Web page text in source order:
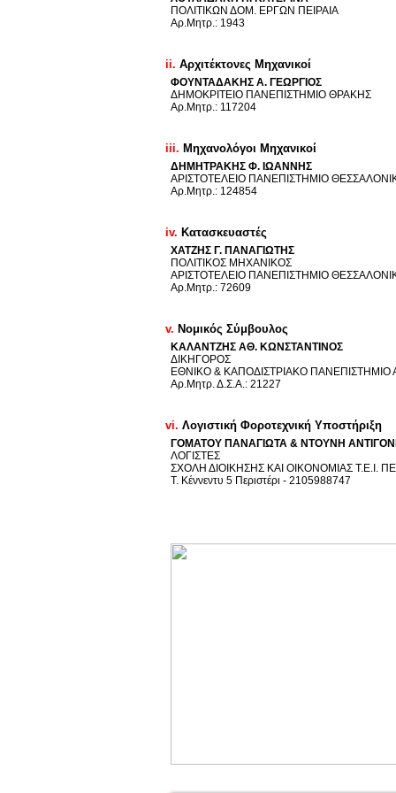
ΠΟΛΙΤΙΚΩΝ ΔΟΜ. ΕΡΓΩΝ ΠΕΙΡΑΙΑ
Aρ.Mητρ.: 1943
ii. Αρχιτέκτονες Μηχανικοί
ΦΟΥΝΤΑΔΑΚΗΣ Α. ΓΕΩΡΓΙΟΣ
ΔΗΜΟΚΡΙΤΕΙΟ ΠΑΝΕΠΙΣΤΗΜΙΟ ΘΡΑΚΗΣ
Aρ.Mητρ.: 117204
iii. Μηχανολόγοι Μηχανικοί
ΔΗΜΗΤΡΑΚΗΣ Φ. ΙΩΑΝΝΗΣ
ΑΡΙΣΤΟΤΕΛΕΙΟ ΠΑΝΕΠΙΣΤΗΜΙΟ
Aρ.Mητρ.: 124854
iv. Κατασκευαστές
ΧΑΤΖΗΣ Γ. ΠΑΝΑΓΙΩΤΗΣ
ΠΟΛΙΤΙΚΟΣ ΜΗΧΑΝΙΚΟΣ
ΑΡΙΣΤΟΤΕΛΕΙΟ ΠΑΝΕΠΙΣΤΗΜΙΟ
Aρ.Mητρ.: 72609
v. Νομικός Σύμβουλος
ΚΑΛΑΝΤΖΗΣ ΑΘ. ΚΩΝΣΤΑΝΤΙΝΟΣ
ΔΙΚΗΓΟΡΟΣ
ΕΘΝΙΚΟ & ΚΑΠΟΔΙΣΤΡΙΑΚΟ
Aρ.Mητρ. Δ.Σ.Α.: 21227
vi. Λογιστική Φοροτεχνική Υποστήριξη
ΓΟΜΑΤΟΥ ΠΑΝΑΓΙΩΤΑ & ΝΤΟΥΝΗ
ΛΟΓΙΣΤΕΣ
ΣΧΟΛΗ ΔΙΟΙΚΗΣΗΣ ΚΑΙ ΟΙΚΟΝΟΜΙΑΣ Τ.Ε.Ι.
Τ. Κέννεντυ 5 Περιστέρι - 2105988747